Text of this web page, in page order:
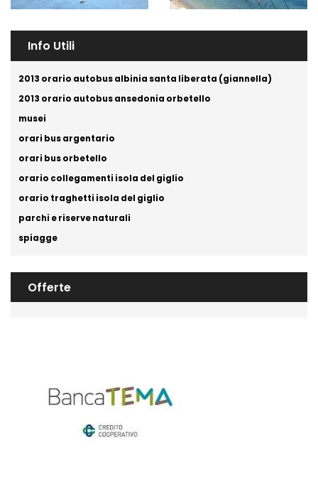
Info Utili
2013 orario autobus albinia santa liberata (giannella)
2013 orario autobus ansedonia orbetello
musei
orari bus argentario
orari bus orbetello
orario collegamenti isola del giglio
orario traghetti isola del giglio
parchi e riserve naturali
spiagge
Offerte